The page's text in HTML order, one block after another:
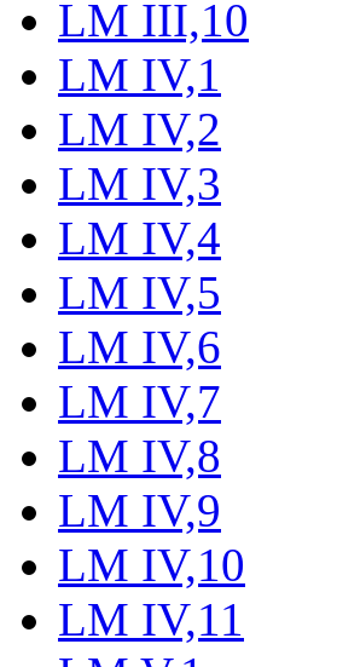
LM III,10
LM IV,1
LM IV,2
LM IV,3
LM IV,4
LM IV,5
LM IV,6
LM IV,7
LM IV,8
LM IV,9
LM IV,10
LM IV,11